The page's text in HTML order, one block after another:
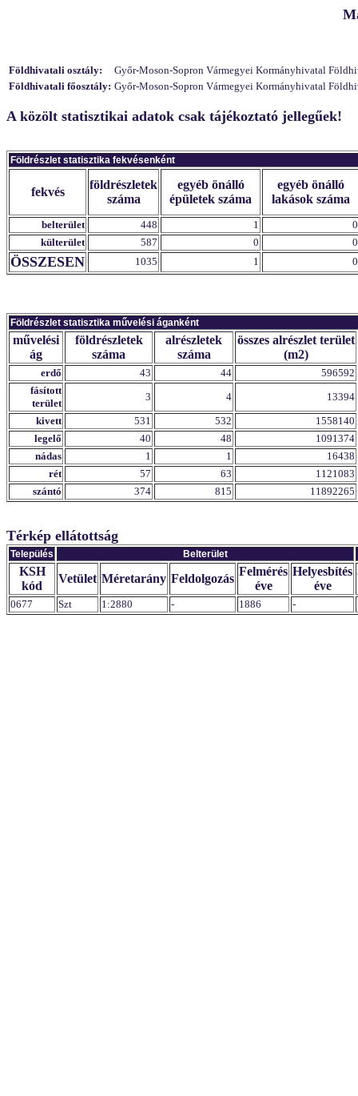
Földhivatali osztály:
Győr-Moson-Sopron Vármegyei Kormányhivatal
Földhivatali főosztály: Győr-Moson-Sopron Vármegyei Kormányhivatal
A közölt statisztikai adatok csak tájékoztató jellegűek!
Földrészlet statisztika fekvésenként
fekvés
földrészletek
száma
egyéb önálló
épületek száma
egyéb önálló
lakások száma
belterület 448 1
0
külterület
587 0 0
ÖSSZESEN 1035 1 0
Földrészlet statisztika művelési áganként
művelési
ág
földrészletek
száma
alrészletek
száma
összes alrészlet terület
(m2)
erdő 43 44
596592
fásított
terület
3 4
13394
kivett
531 532
1558140
legelő
40 48
1091374
nádas
1 1
16438
rét
57 63
1121083
szántó
374 815 11892265
Térkép ellátottság
Település Belterület
KSH
kód
Vetület Méretarány Feldolgozás
Felmérés
éve
Helyesbítés
éve
0677 Szt 1:2880 - 1886 -